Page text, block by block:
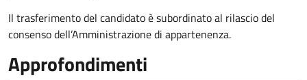
Il trasferimento del candidato è subordinato al rilascio del
consenso dell’Amministrazione di appartenenza.
Approfondimenti